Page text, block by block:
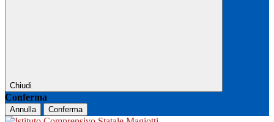
Chiudi
Conferma
Annulla Conferma